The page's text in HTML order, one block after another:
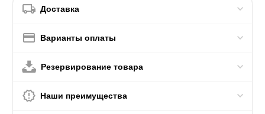
Доставка
Варианты оплаты
Резервирование товара
Наши преимущества